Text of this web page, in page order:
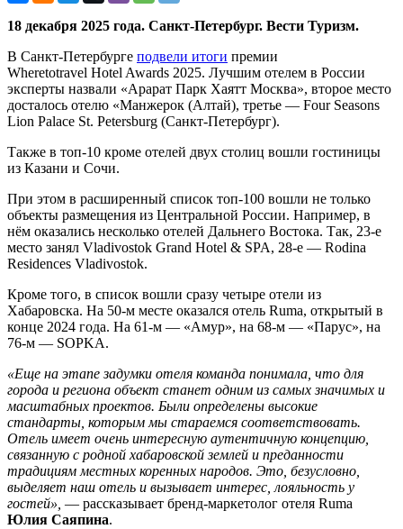
18 декабря 2025 года. Санкт-Петербург. Вести Туризм.
В Санкт-Петербурге подвели итоги премии
Wheretotravel Hotel Awards 2025. Лучшим отелем в России
эксперты назвали «Арарат Парк Хаятт Москва», второе место
досталось отелю «Манжерок (Алтай), третье — Four Seasons
Lion Palace St. Petersburg (Санкт-Петербург).
Также в топ-10 кроме отелей двух столиц вошли гостиницы
из Казани и Сочи.
При этом в расширенный список топ-100 вошли не только
объекты размещения из Центральной России. Например, в
нём оказались несколько отелей Дальнего Востока. Так, 23-е
место занял Vladivostok Grand Hotel & SPA, 28-е — Rodina
Residences Vladivostok.
Кроме того, в список вошли сразу четыре отели из
Хабаровска. На 50-м месте оказался отель Ruma, открытый в
конце 2024 года. На 61-м — «Амур», на 68-м — «Парус», на
76-м — SOPKA.
«Еще на этапе задумки отеля команда понимала, что для
города и региона объект станет одним из самых значимых и
масштабных проектов. Были определены высокие
стандарты, которым мы стараемся соответствовать.
Отель имеет очень интересную аутентичную концепцию,
связанную с родной хабаровской землей и преданности
традициям местных коренных народов. Это, безусловно,
выделяет наш отель и вызывает интерес, лояльность у
гостей», — рассказывает бренд-маркетолог отеля Ruma
Юлия Саяпина.